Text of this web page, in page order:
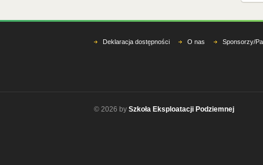
Deklaracja dostępności O nas Sponsorzy/
© 2026 by Szkoła Eksploatacji Podziemnej